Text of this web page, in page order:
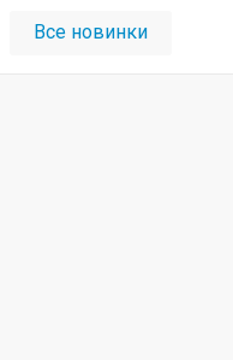
Все новинки